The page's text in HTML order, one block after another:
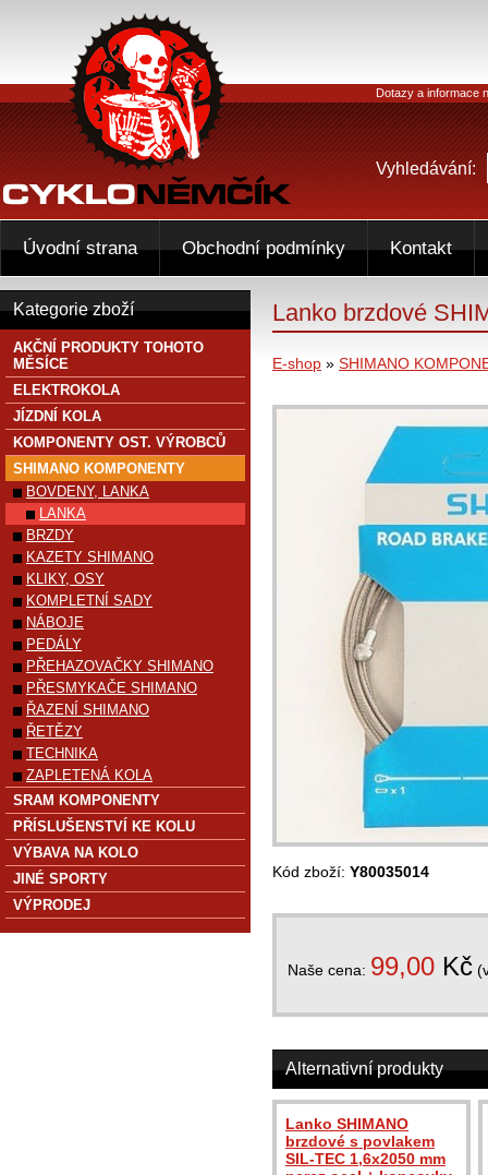
Lanko brzdové
E-shop » SHIMANO
Kód zboží: Y80035014
Naše cena: 99,00 Kč
Alternativní produkty
Lanko SHIMANO
brzdové s povlakem
SIL-TEC 1,6x2050 mm
Kategorie zboží
AKČNÍ PRODUKTY TOHOTO
MĚSÍCE
ELEKTROKOLA
JÍZDNÍ KOLA
KOMPONENTY OST. VÝROBCŮ
SHIMANO KOMPONENTY
BOVDENY, LANKA
LANKA
BRZDY
KAZETY SHIMANO
KLIKY, OSY
KOMPLETNÍ SADY
NÁBOJE
PEDÁLY
PŘEHAZOVAČKY SHIMANO
PŘESMYKAČE SHIMANO
ŘAZENÍ SHIMANO
ŘETĚZY
TECHNIKA
ZAPLETENÁ KOLA
SRAM KOMPONENTY
PŘÍSLUŠENSTVÍ KE KOLU
VÝBAVA NA KOLO
JINÉ SPORTY
VÝPRODEJ
Dotazy a informace
Vyhledávání:
Úvodní strana Obchodní podmínky Kontakt